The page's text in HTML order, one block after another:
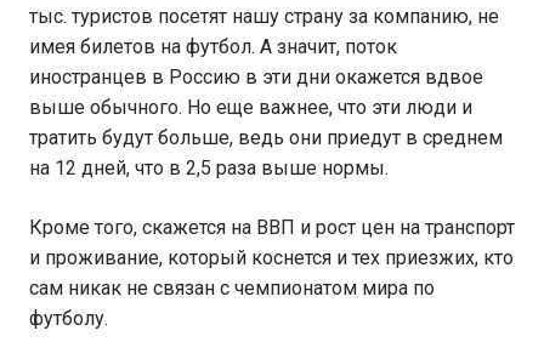
тыс. туристов посетят нашу страну за компанию, не
имея билетов на футбол. А значит, поток
иностранцев в Россию в эти дни окажется вдвое
выше обычного. Но еще важнее, что эти люди и
тратить будут больше, ведь они приедут в среднем
на 12 дней, что в 2,5 раза выше нормы.
Кроме того, скажется на ВВП и рост цен на транспорт
и проживание, который коснется и тех приезжих, кто
сам никак не связан с чемпионатом мира по
футболу.